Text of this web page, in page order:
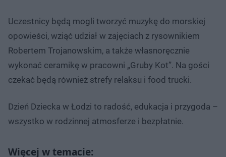
Uczestnicy będą mogli tworzyć muzykę do morskiej
opowieści, wziąć udział w zajęciach z rysownikiem
Robertem Trojanowskim, a także własnoręcznie
wykonać ceramikę w pracowni „Gruby Kot”. Na gości
czekać będą również strefy relaksu i food trucki.
Dzień Dziecka w Łodzi to radość, edukacja i przygoda –
wszystko w rodzinnej atmosferze i bezpłatnie.